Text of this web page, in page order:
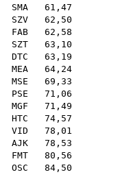
SMA 61,47
SZV 62,50
FAB 62,58
SZT 63,10
DTC 63,19
MEA 64,24
MSE 69,33
PSE 71,06
MGF 71,49
HTC 74,57
VID 78,01
AJK 78,53
FMT 80,56
OSC 84,50